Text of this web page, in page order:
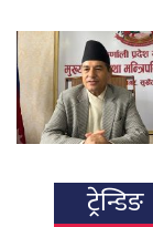
ट्रेन्डिङ